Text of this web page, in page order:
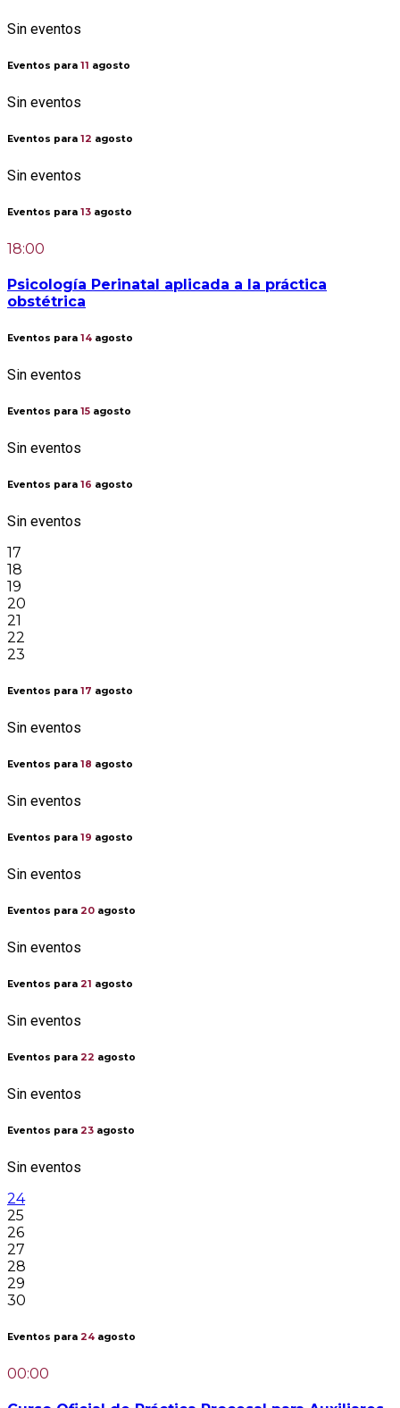
Sin eventos
Eventos para 11 agosto
Sin eventos
Eventos para 12 agosto
Sin eventos
Eventos para 13 agosto
18:00
Psicología Perinatal aplicada a la práctica
obstétrica
Eventos para 14 agosto
Sin eventos
Eventos para 15 agosto
Sin eventos
Eventos para 16 agosto
Sin eventos
17
18
19
20
21
22
23
Eventos para 17 agosto
Sin eventos
Eventos para 18 agosto
Sin eventos
Eventos para 19 agosto
Sin eventos
Eventos para 20 agosto
Sin eventos
Eventos para 21 agosto
Sin eventos
Eventos para 22 agosto
Sin eventos
Eventos para 23 agosto
Sin eventos
24
25
26
27
28
29
30
Eventos para 24 agosto
00:00